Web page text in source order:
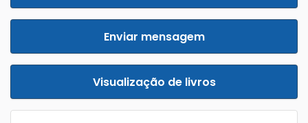
Enviar mensagem
Visualização de livros